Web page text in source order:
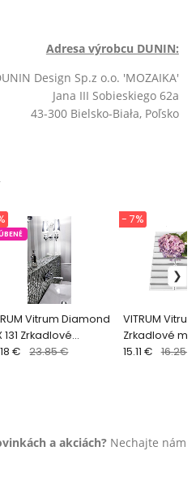
Adresa výrobcu DUNIN:
Design Sp.z o.o. 'MOZAIKA'
Jana III Sobieskiego 62a
43-300 Bielsko-Biała, Poľsko
Vitrum Diamond
131 Zrkadlové
DUNIN
€ 23.85 €
VITRUM
Zrkadlové
DUNIN
- 7%
15.11 € 16.25 €
a akciách? Nechajte nám